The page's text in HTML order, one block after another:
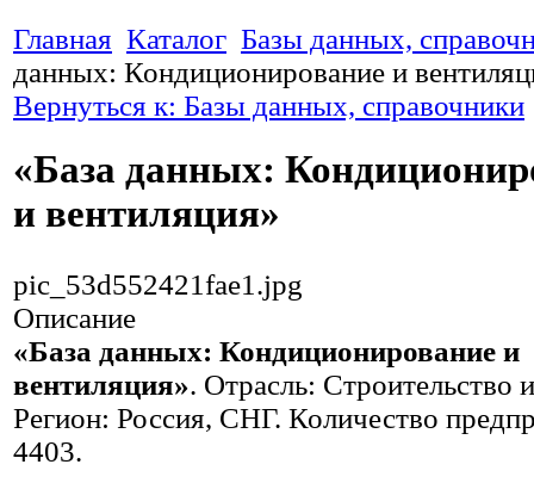
Главная Каталог Базы данных,
данных: Кондиционирование и
Вернуться к: Базы данных, справочники
«База данных:
и вентиляция»
pic_53d552421fae1.jpg
Описание
«База данных: Кондиционирование и
вентиляция». Отрасль: Строительство
Регион: Россия, СНГ. Количество
4403.